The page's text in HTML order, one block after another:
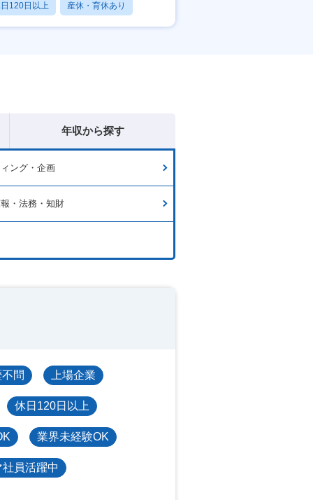
120日以上 産休・育休あり
業20時間以内
年収から探す
ング・企画
・法務・知財
問 上場企業
休日120日以上
業界未経験OK
員活躍中